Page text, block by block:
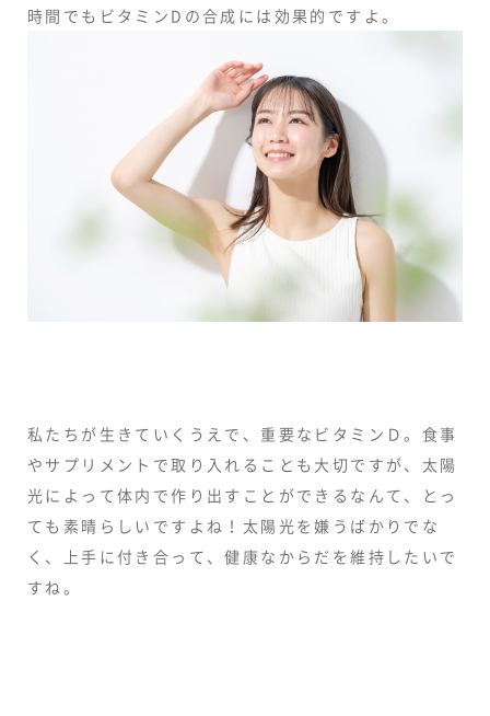
時間でもビタミンDの合成には効果的ですよ。
私たちが生きていくうえで、重要なビタミンＤ。食事
やサプリメントで取り入れることも大切ですが、太陽
光によって体内で作り出すことができるなんて、とっ
ても素晴らしいですよね！太陽光を嫌うばかりでな
く、上手に付き合って、健康なからだを維持したいで
すね。